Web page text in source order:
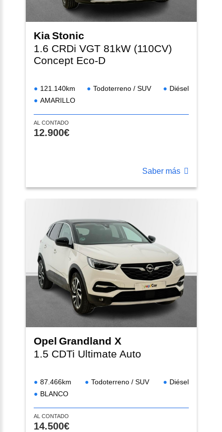
KiaStonic
1.6 CRDi VGT 81kW (110CV)
Concept Eco-D
121.140km Todoterreno / SUV
Diésel
AMARILLO
AL CONTADO
12.900€
Saber más
Opel Grandland X
1.5 CDTi Ultimate Auto
87.466km Todoterreno / SUV
Diésel
BLANCO
AL CONTADO
14.500€